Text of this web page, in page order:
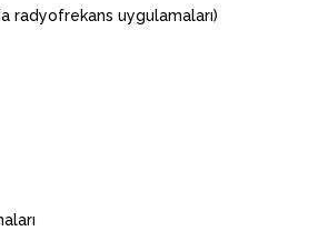
radyofrekans uygulamaları)